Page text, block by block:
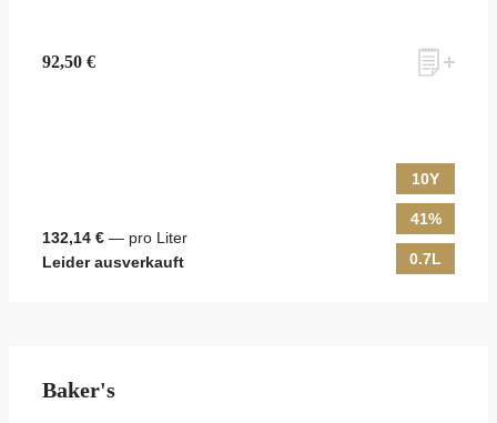
92,50 €
132,14 € — pro Liter
Leider ausverkauft
10Y
41%
0.7L
Baker's
Möchten Sie ein für Newsletter-Abonnenten exklusives Monats-
gehalten werden? Dann melden Sie sich hier für unseren Newsletter